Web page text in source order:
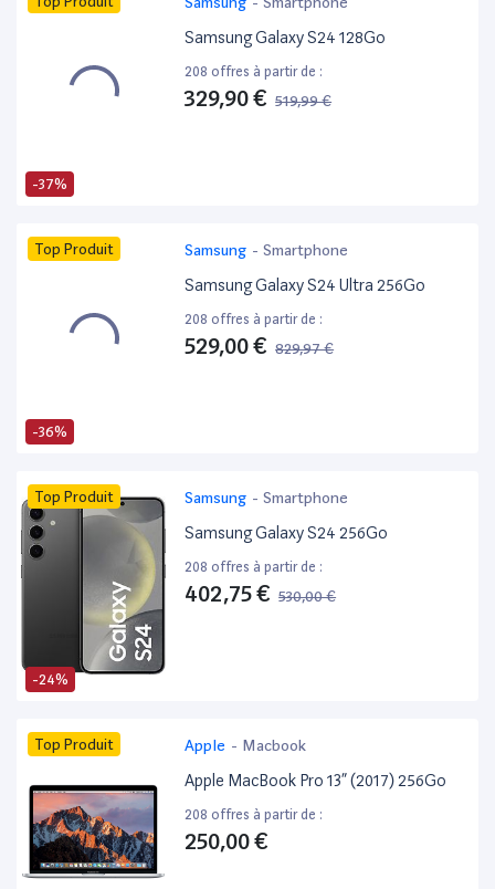
-37%
Samsung Galaxy S24 128Go
208 offres à partir de :
329,90 € 519,99 €
-36%
Top Produit Samsung - Smartphone
Samsung Galaxy S24 Ultra 256Go
208 offres à partir de :
529,00 € 829,97 €
-24%
Top Produit Samsung - Smartphone
Samsung Galaxy S24 256Go
208 offres à partir de :
402,75 € 530,00 €
Top Produit Apple - Macbook
Apple MacBook Pro 13” (2017) 256Go
208 offres à partir de :
250,00 €